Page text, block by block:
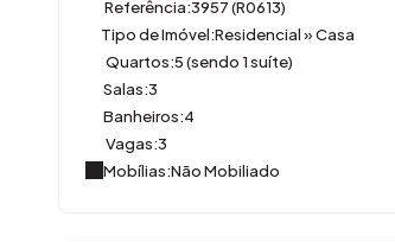
Referência:3957(R0613)
Tipo de Imóvel:Residencial»Casa
Quartos:5 (sendo 1 suíte)
Salas:3
Banheiros:4
Vagas:3
Mobílias:Não Mobiliado